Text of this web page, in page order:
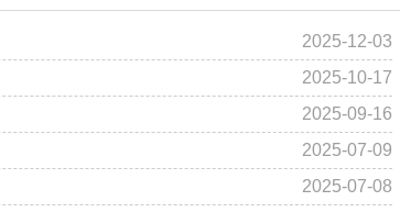
2025-12-03
2025-10-17
2025-09-16
2025-07-09
2025-07-08